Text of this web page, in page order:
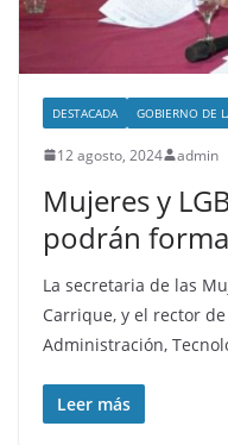
DESTACADA GOBIERNO DE
12 agosto, 2024 admin
Mujeres y
podrán
La secretaria de las
Carrique, y el rector
Administración,
Leer más